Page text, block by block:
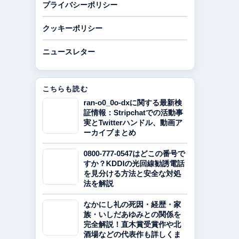
プライバシーポリシー
クッキーポリシー
ニュースレター
こちらも読む
ran-o0_0o-dxに関する最新検
証情報：Stripchatでの活動事
実とTwitterハンドル、動画ア
ーカイブまとめ
0800-777-0547はどこの番号で
すか？KDDIの光回線勧誘電話
を見分ける方法と安全な対処
法を解説
なかにし礼の死因・経歴・家
族・いしだあゆみとの関係を
完全解説！直木賞受賞作や北
酒場などの代表作も詳しくま